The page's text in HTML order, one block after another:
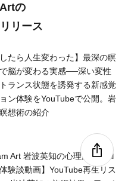
の
リース
したら人生変わった】最深の瞑
脳が変わる実感──深い変性
ランス状態を誘発する新感覚
ン体験をYouTubeで公開。岩
想術の紹介
Art 岩波英知の心理脳内プロ
験談動画】YouTube再生リス